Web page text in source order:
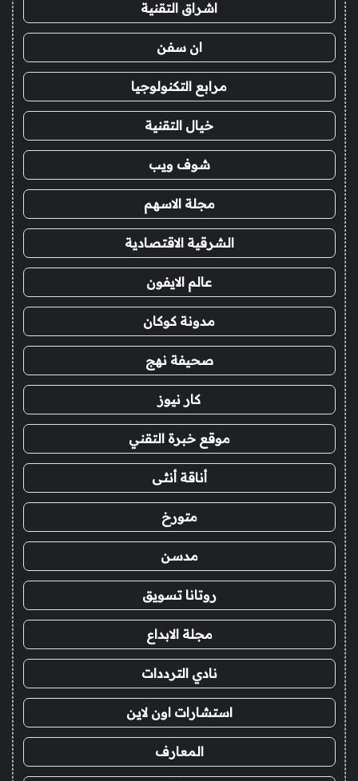
اشراق التقنية
ان سفن
مرابع التكنولوجيا
خيال التقنية
شوف ويب
مجلة الاسهم
الشرقية الاقتصادية
عالم الايفون
مدونة كوكان
صحيفة نهج
كار نيوز
موقع خبرة التقني
أناقة أنثى
متورخ
مدسن
روتانا تسويق
مجلة الابداع
نادي الترددات
استشارات اون لاين
المعارف